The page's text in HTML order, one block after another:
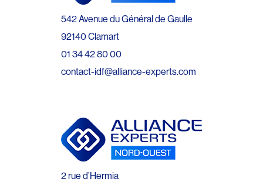
542 Avenue du Général de Gaulle
92140 Clamart
01 34 42 80 00
contact-idf@alliance-experts.com
2 rue d’Hermia